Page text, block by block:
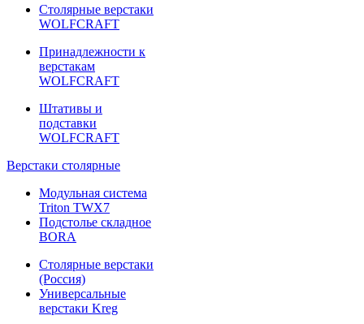
Столярные верстаки
WOLFCRAFT
Принадлежности к
верстакам
WOLFCRAFT
Штативы и
подставки
WOLFCRAFT
Верстаки столярные
Модульная система
Triton TWX7
Подстолье складное
BORA
Столярные верстаки
(Россия)
Универсальные
верстаки Kreg